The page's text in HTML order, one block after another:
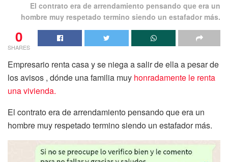
El contrato era de arrendamiento pensando que era un
hombre muy respetado termino siendo un estafador más.
0
SHARES
Empresario renta casa y se niega a salir de ella a pesar de
los avisos , dónde una familia muy honradamente le renta
una vivienda.
El contrato era de arrendamiento pensando que era un
hombre muy respetado termino siendo un estafador más.